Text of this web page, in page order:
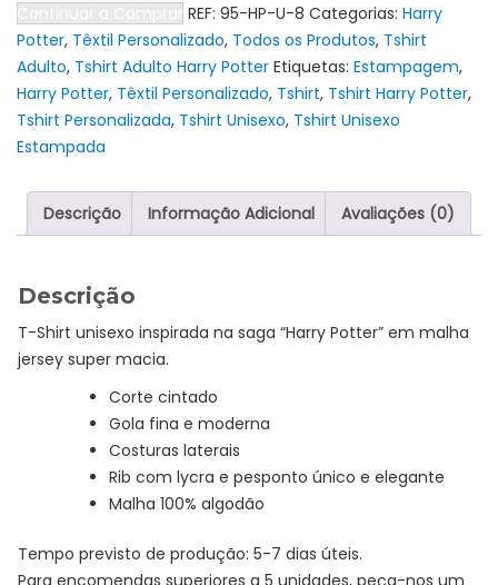
Harry
Potter
-
"Free
Dobby"
Continuar a Comprar REF: 95-HP-U-8 Categorias: Harry
Potter, Têxtil Personalizado, Todos os Produtos, Tshirt
Adulto, Tshirt Adulto Harry Potter Etiquetas: Estampagem,
Harry Potter, Têxtil Personalizado, Tshirt, Tshirt Harry Potter,
Tshirt Personalizada, Tshirt Unisexo, Tshirt Unisexo
Estampada
Descrição Informação Adicional Avaliações (0)
Descrição
T-Shirt unisexo inspirada na saga “Harry Potter” em malha
jersey super macia.
Corte cintado
Gola fina e moderna
Costuras laterais
Rib com lycra e pesponto único e elegante
Malha 100% algodão
Tempo previsto de produção: 5-7 dias úteis.